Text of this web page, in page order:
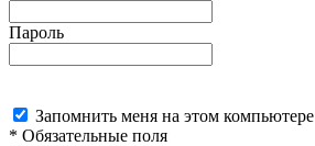
Пароль
Запомнить меня на этом компьютере
* Обязательные поля